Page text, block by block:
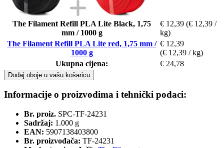
The Filament Refill PLA Lite Black, 1,75
mm / 1000 g
€ 12,39 (€ 12,39 /
kg)
The Filament Refill PLA Lite red, 1,75 mm /
1000 g
€ 12,39
(€ 12,39 / kg)
Ukupna cijena:
€ 24,78
Dodaj oboje u vašu košaricu
Informacije o proizvodima i tehnički podaci:
Br. proiz. SPC-TF-24231
Sadržaj: 1.000 g
EAN: 5907138403800
Br. proizvođača: TF-24231